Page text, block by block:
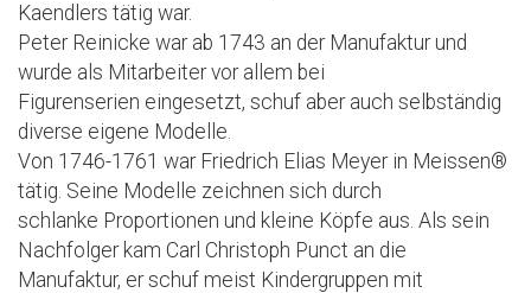
Kaendlers tätig war.
Peter Reinicke war ab 1743 an der Manufaktur und
wurde als Mitarbeiter vor allem bei
Figurenserien eingesetzt, schuf aber auch selbständig
diverse eigene Modelle.
Von 1746-1761 war Friedrich Elias Meyer in Meissen®
tätig. Seine Modelle zeichnen sich durch
schlanke Proportionen und kleine Köpfe aus. Als sein
Nachfolger kam Carl Christoph Punct an die
Manufaktur, er schuf meist Kindergruppen mit